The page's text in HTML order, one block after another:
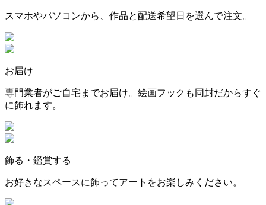
スマホやパソコンから、作品と配送希望日を選んで注文。
お届け
専門業者がご自宅までお届け。絵画フックも同封だからすぐ
に飾れます。
飾る・鑑賞する
お好きなスペースに飾ってアートをお楽しみください。